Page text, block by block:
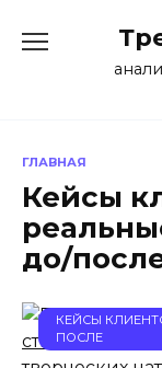
содержанию
ГЛАВНАЯ
Кейсы
до/
КЕЙСЫ
ПОСЛЕ